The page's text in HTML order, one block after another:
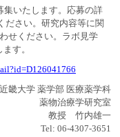
いたします。応募の詳
ださい。研究内容等に関
せください。ラボ見学
す。
近畿大学 薬学部 医療薬学科
薬物治療学研究室
教授 竹内雄一
Tel: 06-4307-3651